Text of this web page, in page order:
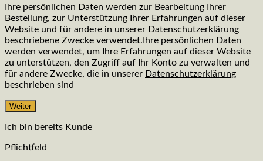
Ihre persönlichen Daten werden zur Bearbeitung Ihrer
Bestellung, zur Unterstützung Ihrer Erfahrungen auf dieser
Website und für andere in unserer Datenschutzerklärung
beschriebene Zwecke verwendet.Ihre persönlichen Daten
werden verwendet, um Ihre Erfahrungen auf dieser Website
zu unterstützen, den Zugriff auf Ihr Konto zu verwalten und
für andere Zwecke, die in unserer Datenschutzerklärung
beschrieben sind
Weiter
Ich bin bereits Kunde
Pflichtfeld